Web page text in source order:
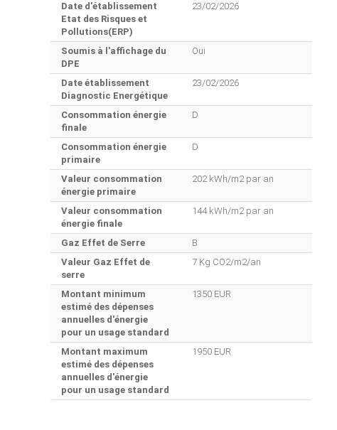
Date d'établissement
Etat des Risques et
Pollutions(ERP)
23/02/2026
Soumis à l'affichage du
DPE
Oui
Date établissement
Diagnostic Energétique
23/02/2026
Consommation énergie
finale
D
Consommation énergie
primaire
D
Valeur consommation
énergie primaire
202 kWh/m2 par an
Valeur consommation
énergie finale
144 kWh/m2 par an
Gaz Effet de Serre
B
Valeur Gaz Effet de
serre
7 Kg CO2/m2/an
Montant minimum
estimé des dépenses
annuelles d'énergie
pour un usage standard
1350 EUR
Montant maximum
estimé des dépenses
annuelles d'énergie
pour un usage standard
1950 EUR